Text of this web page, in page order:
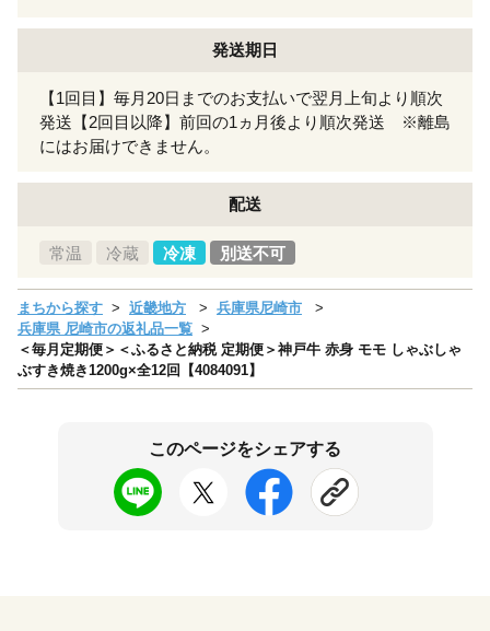
発送期日
【1回目】毎月20日までのお支払いで翌月上旬より順次
発送【2回目以降】前回の1ヵ月後より順次発送 ※離島
にはお届けできません。
配送
常温 冷蔵 冷凍 別送不可
まちから探す 近畿地方
兵庫県尼崎市
兵庫県 尼崎市の返礼品一覧
＜毎月定期便＞＜ふるさと納税 定期便＞神戸牛 赤身 モモ しゃぶしゃ
ぶすき焼き1200g×全12回【4084091】
このページをシェアする